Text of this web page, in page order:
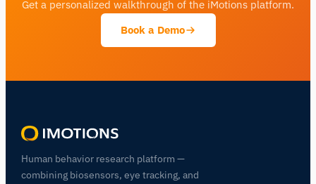
Get a personalized walkthrough of the iMotions platform.
Book a Demo
Human behavior research platform —
combining biosensors, eye tracking, and